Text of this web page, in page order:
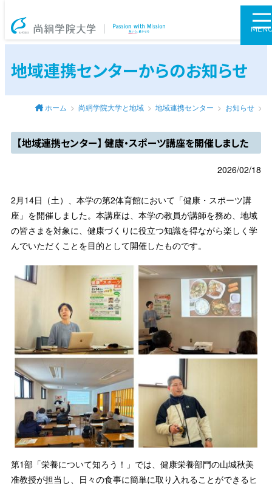
尚絅学院大学
地域連携センターからのお知らせ
ホーム 尚絅学院大学と地域 地域連携センター お知らせ
【地域連携センター】 健康・スポーツ講座を開催しました
2026/02/18
2月14日（土）、本学の第2体育館において「健康・スポーツ講
座」を開催しました。本講座は、本学の教員が講師を務め、地域
の皆さまを対象に、健康づくりに役立つ知識を得ながら楽しく学
んでいただくことを目的として開催したものです。
第1部「栄養について知ろう！」では、健康栄養部門の山城秋美
准教授が担当し、日々の食事に簡単に取り入れることができるヒ